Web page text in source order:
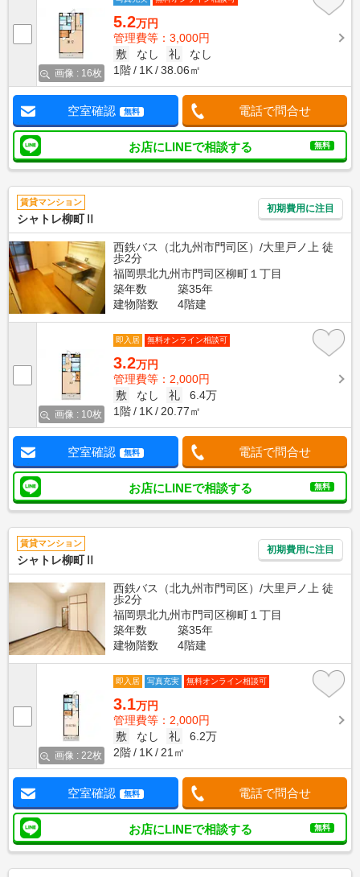
画像 : 16枚
5.2万円
管理費等：3,000円
敷
なし 礼
なし
1階
1K 38.06㎡
空室確認 無料 電話で問合せ
お店にLINEで相談する 無料
賃貸マンション
シャトレ柳町Ⅱ
初期費用に注目
西鉄バス（北九州市門司区）/大里戸ノ上 徒
歩2分
福岡県北九州市門司区柳町１丁目
築年数
築35年
建物階数
4階建
画像 : 10枚
即入居 無料オンライン相談可
3.2万円
管理費等：2,000円
敷
なし 礼
6.4万
1階
1K 20.77㎡
空室確認 無料 電話で問合せ
お店にLINEで相談する 無料
賃貸マンション
シャトレ柳町Ⅱ
初期費用に注目
西鉄バス（北九州市門司区）/大里戸ノ上 徒
歩2分
福岡県北九州市門司区柳町１丁目
築年数
築35年
建物階数
4階建
画像 : 22枚
即入居 写真充実 無料オンライン相談可
3.1万円
管理費等：2,000円
敷
なし 礼
6.2万
2階
1K 21㎡
空室確認 無料 電話で問合せ
お店にLINEで相談する 無料